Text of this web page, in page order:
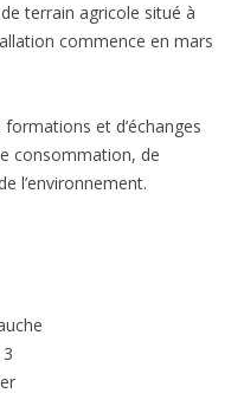
terrain agricole situé à
commence en mars
et d’échanges
consommation, de
l’environnement.